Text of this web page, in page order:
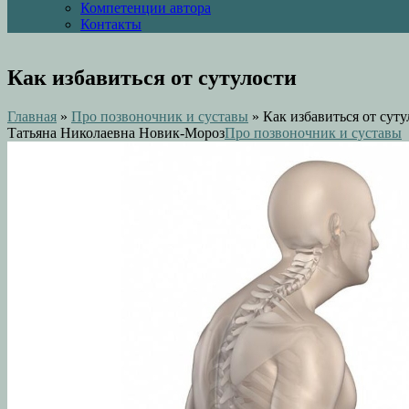
Компетенции автора
Контакты
Как избавиться от сутулости
Главная » Про позвоночник и суставы » Как избавиться от
Татьяна Николаевна Новик-МорозПро позвоночник и суставы